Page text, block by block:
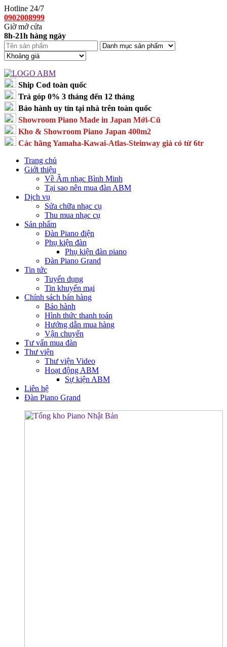
Hotline 24/7
0902008999
Giờ mở cửa
8h-21h hàng ngày
Ship Cod toàn quốc
Trả góp 0% 3 tháng đến 12 tháng
Bảo hành uy tín tại nhà trên toàn quốc
Showroom Piano Made in Japan Mới-Cũ
Kho & Showroom Piano Japan 400m2
Các hãng Yamaha-Kawai-Atlas-Steinway giá có từ 6tr
Trang chủ
Giới thiệu
Về Âm nhạc Bình Minh
Tại sao nên mua đàn ABM
Dịch vụ
Sửa chữa nhạc cụ
Thu mua nhạc cụ
Sản phẩm
Đàn Piano điện
Phụ kiện đàn
Phụ kiện đàn piano
Đàn Piano Grand
Tin tức
Tuyển dụng
Tin khuyến mại
Chính sách bán hàng
Bảo hành
Hình thức thanh toán
Hướng dẫn mua hàng
Vận chuyển
Tư vấn mua đàn
Thư viện
Thư viện Video
Hoạt động ABM
Sự kiện ABM
Liên hệ
Đàn Piano Grand